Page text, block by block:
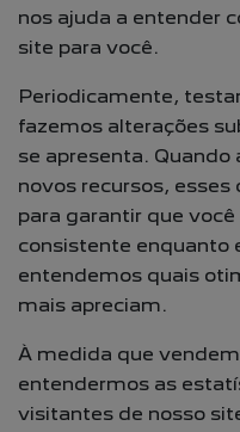
nos ajuda a entender
site para você.
Periodicamente,
fazemos alterações
se apresenta.
novos recursos,
para garantir que
consistente enquanto
entendemos quais
mais apreciam.
À medida que
entendermos as
visitantes de nosso